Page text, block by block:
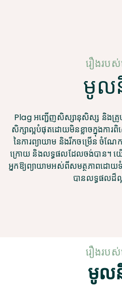
រឿងរប
មូល
Plag អញ្ជើញសិស្សានុសិស្ស និងគ្រូ
សិក្សាល្អបំផុតដោយមិនខ្លាចក្នុងកា
នៃការព្យាយាម និងរីកចម្រើន ចំណ
ក្រោយ និងលទ្ធផលដែលចង់បាន។ យើ
អ្នកឱ្យព្យាយាមអស់ពីសមត្ថភាពដោ
បានលទ្ធផលដ៏ល្
រឿងរប
មូល